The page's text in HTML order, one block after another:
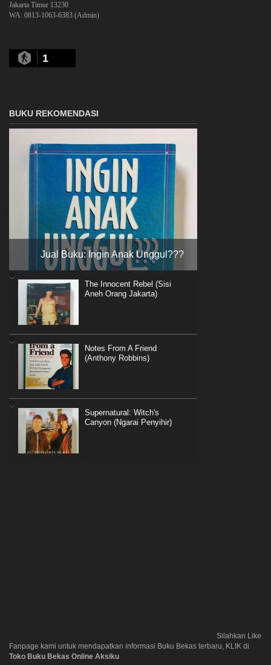
Jakarta Timur 13230
WA: 0813-1063-6383 (Admin)
1
BUKU REKOMENDASI
Jual Buku: Ingin Anak Unggul???
The Innocent Rebel (Sisi
Aneh Orang Jakarta)
Notes From A Friend
(Anthony Robbins)
Supernatural: Witch's
Canyon (Ngarai Penyihir)
Silahkan Like
Fanpage kami untuk mendapatkan informasi Buku Bekas terbaru, KLIK di
Toko Buku Bekas Online Aksiku